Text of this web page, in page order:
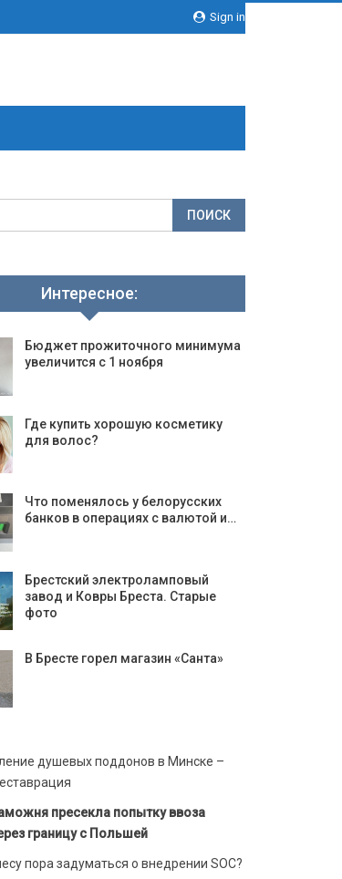
Sign in
Интересное:
Бюджет прожиточного минимума
увеличится с 1 ноября
Где купить хорошую косметику
для волос?
Что поменялось у белорусских
банков в операциях с валютой и…
Брестский электроламповый
завод и Ковры Бреста. Старые
фото
В Бресте горел магазин «Санта»
душевых поддонов в Минске –
пресекла попытку ввоза
границу с Польшей
пора задуматься о внедрении SOC?